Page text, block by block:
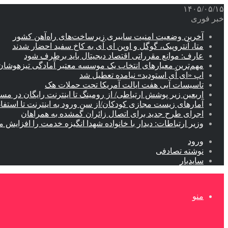
۱۴۰۵/۰۵/۱۵
خبر فوری
آخرین وضعیت امنیت سایبری زیرساخت‌های راه‌آهن کشور
متا، آنتروپیک، گوگل و اوپن ای آی به کاخ سفید احضار شدند
عارف: موانع مقرراتی اقتصاد دیجیتال باید برطرف شود
مهم‌ترین معیارهای انتخاب یک موسسه معتبر آمادگی
اپ «ای آی استودید» نیامده تعطیل شد
تاسیسات آبی هفت ایالت آمریکا تحت حملات هک
اربعین زیر پوشش ارتباطی/ از رومینگ تا اینترنت رایگان در
آمارهای زیست مجازی کودکان/از سن ورود به اینترنت تا
اجرای طرح جدید برای اتصال زائران گمشده به همراهان
وزیر ارتباطات: دیدار با خانواده شهدا انگیزه خدمت را افزایش
ورود
نوشته تصادفی
سایدبار
منو